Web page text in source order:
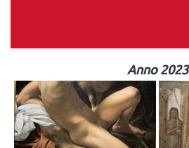
Anno 2023